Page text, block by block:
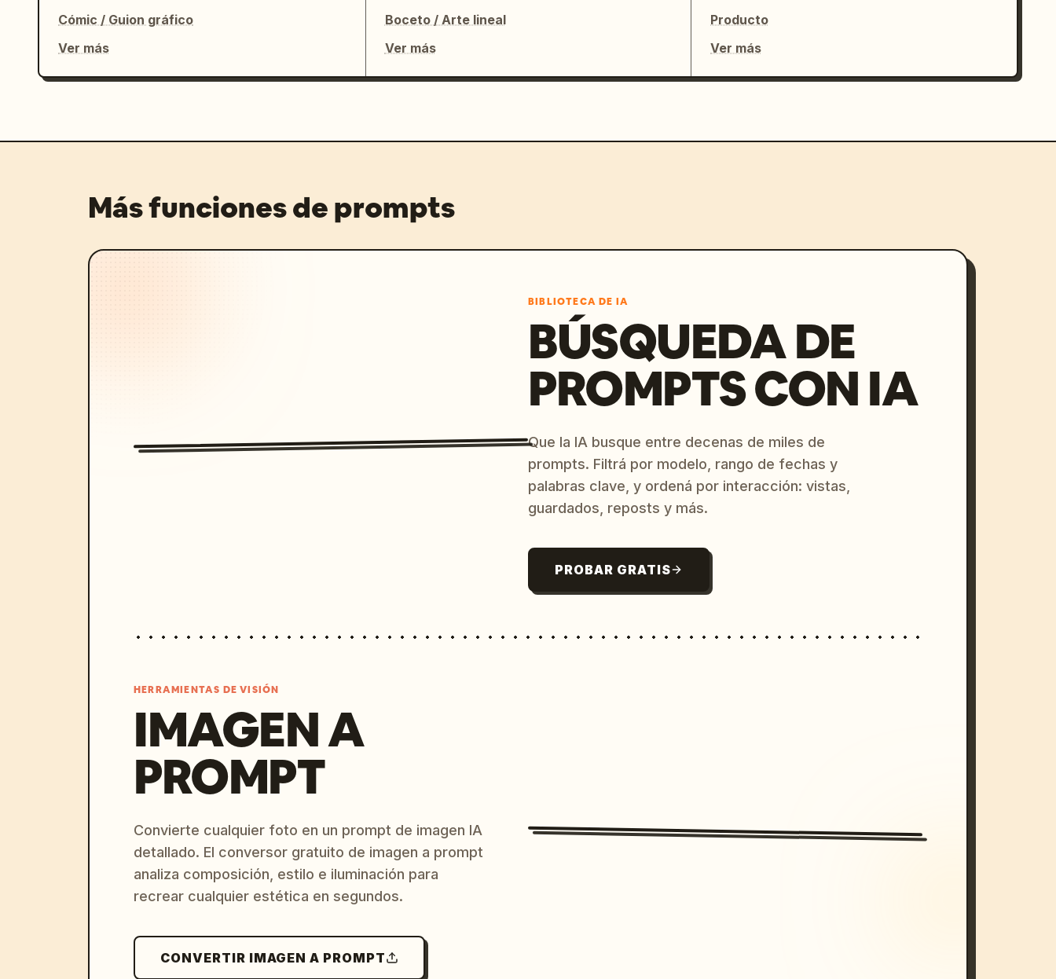
Cómic / Guion gráfico
Ver más
Boceto / Arte lineal
Ver más
Producto
Ver más
Más funciones de prompts
BIBLIOTECA DE IA
BÚSQUEDA DE
PROMPTS CON IA
Que la IA busque entre decenas de miles de
prompts. Filtrá por modelo, rango de fechas y
palabras clave, y ordená por interacción: vistas,
guardados, reposts y más.
PROBAR GRATIS
HERRAMIENTAS DE VISIÓN
IMAGEN A
PROMPT
Convierte cualquier foto en un prompt de imagen IA
detallado. El conversor gratuito de imagen a prompt
analiza composición, estilo e iluminación para
recrear cualquier estética en segundos.
CONVERTIR IMAGEN A PROMPT